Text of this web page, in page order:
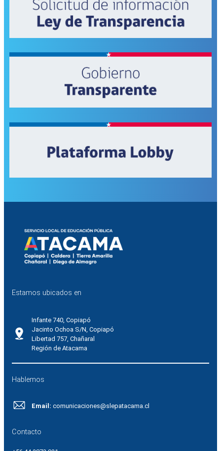
Estamos ubicados en
Infante 740, Copiapó
Jacinto Ochoa S/N, Copiapó
Libertad 757, Chañaral
Región de Atacama
Hablemos
Email: comunicaciones@slepatacama.cl
Contacto